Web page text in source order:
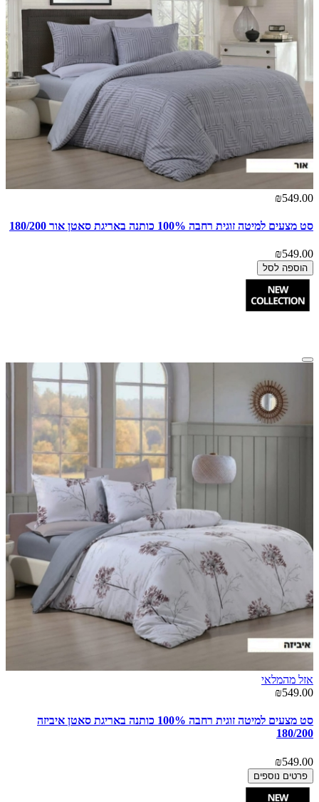
₪549.00
סט מצעים למיטה זוגית רחבה 100% כותנה באריגת סאטן אור 180/200
₪549.00
הוספה לסל
אזל מהמלאי
₪549.00
סט מצעים למיטה זוגית רחבה 100% כותנה באריגת סאטן איביזה
180/200
₪549.00
פרטים נוספים